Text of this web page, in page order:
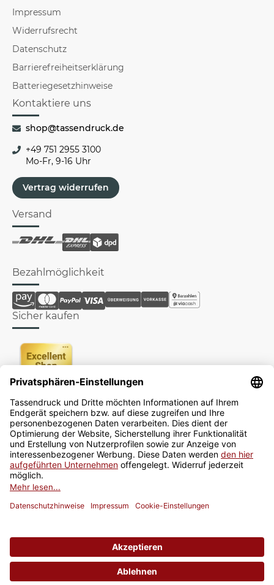
Impressum
Widerrufsrecht
Datenschutz
Barrierefreiheitserklärung
Batteriegesetzhinweise
Kontaktiere uns
shop@tassendruck.de
+49 751 2955 3100
Mo-Fr, 9-16 Uhr
Vertrag widerrufen
Versand
Bezahlmöglichkeit
Sicher kaufen
Newsletter